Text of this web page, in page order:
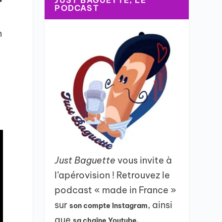
PODCAST
Just Baguettevous invite à
l’apérovision ! Retrouvez le
podcast « made in France »
surson compte Instagram, ainsi